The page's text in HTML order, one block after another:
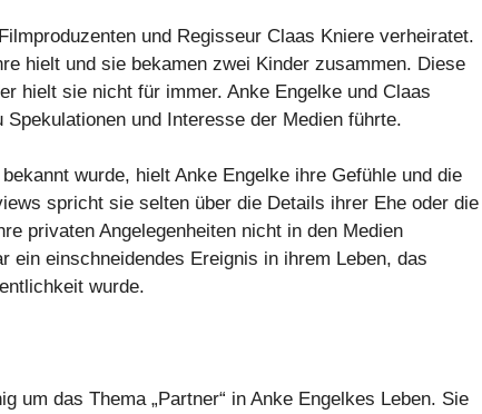
und Regisseur Claas Kniere verheiratet.
hielt und sie bekamen zwei Kinder zusammen. Diese
hielt sie nicht für immer. Anke Engelke und Claas
und Interesse der Medien führte.
wurde, hielt Anke Engelke ihre Gefühle und die
spricht sie selten über die Details ihrer Ehe oder die
privaten Angelegenheiten nicht in den Medien
ein einschneidendes Ereignis in ihrem Leben, das
wurde.
um das Thema „Partner“ in Anke Engelkes Leben. Sie